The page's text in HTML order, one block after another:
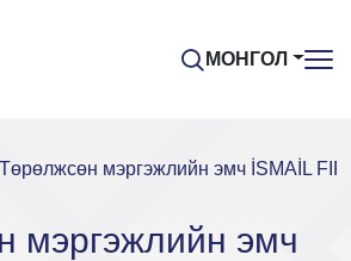
МОНГОЛ
Төрөлжсөн мэргэжлийн эмч İSMAİL
мэргэжлийн эмч